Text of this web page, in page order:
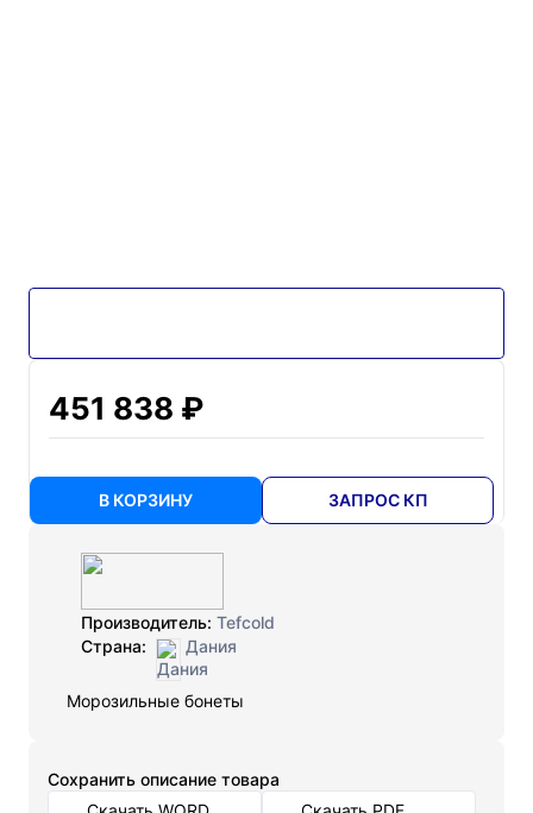
451 838 ₽
В КОРЗИНУ ЗАПРОС КП
Производитель: Tefcold
Страна:
Дания
Морозильные бонеты
Cохранить описание товара